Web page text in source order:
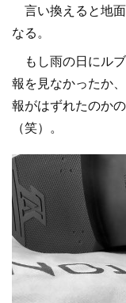
言い換えると地
なる。
もし雨の日にル
報を見なかったか
報がはずれたのか
（笑）。